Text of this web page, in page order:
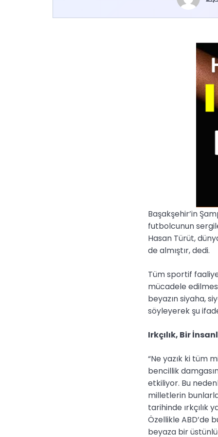
Başakşehir’in
futbolcunun
Hasan Türüt,
de almıştır, dedi.
Tüm sportif
mücadele
beyazın siyaha,
söyleyerek şu
Irkçılık, Bir
“Ne yazık ki tüm
bencillik
etkiliyor. Bu
milletlerin
tarihinde ırkçılık
Özellikle ABD’de
beyaza bir